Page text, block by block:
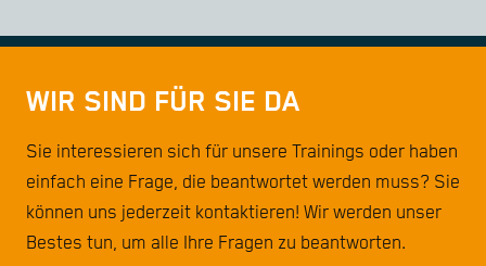
WIR SIND FÜR SIE DA
Sie interessieren sich für unsere Trainings oder haben
einfach eine Frage, die beantwortet werden muss? Sie
können uns jederzeit kontaktieren! Wir werden unser
Bestes tun, um alle Ihre Fragen zu beantworten.